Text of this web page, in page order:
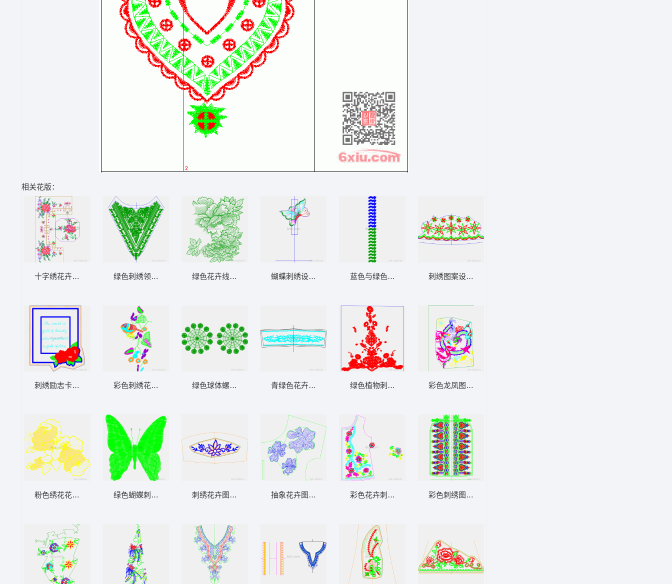
相关花版：
十字绣花卉图案设计图
刺绣励志卡片设计
粉色绣花花卉图案
绿色刺绣领口设计图
彩色刺绣花卉图案设计
绿色蝴蝶刺绣图案
绿色花卉线描图案
绿色球体螺旋结构图示
刺绣花卉图案设计图
蝴蝶刺绣设计图
青绿色花卉刺绣图案设计图
抽象花卉图案设计图
蓝色与绿色蕾丝图案序列
绿色植物刺绣图案设计
彩色花卉刺绣服装设计图
刺绣图案设计图
彩色龙凤图案刺绣设计图
彩色刺绣图案设计图